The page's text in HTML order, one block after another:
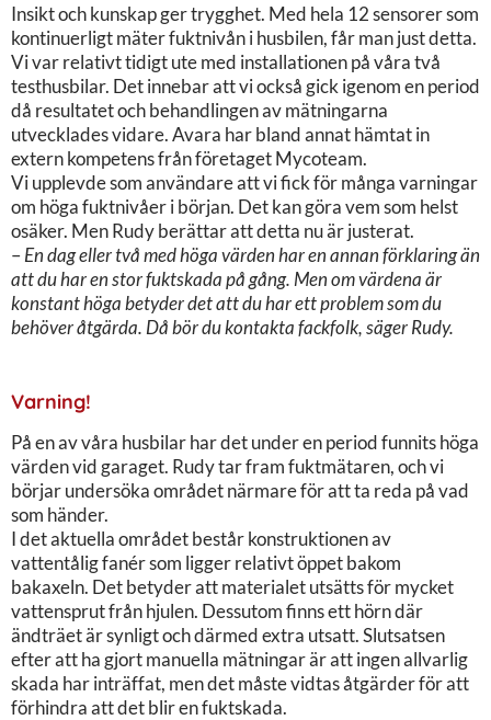
Insikt och kunskap ger trygghet. Med hela 12 sensorer som
kontinuerligt mäter fuktnivån i husbilen, får man just detta.
Vi var relativt tidigt ute med installationen på våra två
testhusbilar. Det innebar att vi också gick igenom en period
då resultatet och behandlingen av mätningarna
utvecklades vidare. Avara har bland annat hämtat in
extern kompetens från företaget Mycoteam.
Vi upplevde som användare att vi fick för många varningar
om höga fuktnivåer i början. Det kan göra vem som helst
osäker. Men Rudy berättar att detta nu är justerat.
–En dag eller två med höga värden har en annan förklaring än
att du har en stor fuktskada på gång. Men om värdena är
konstant höga betyder det att du har ett problem som du
behöver åtgärda. Då bör du kontakta fackfolk, säger Rudy.
Varning!
På en av våra husbilar har det under en period funnits höga
värden vid garaget. Rudy tar fram fuktmätaren, och vi
börjar undersöka området närmare för att ta reda på vad
som händer.
I det aktuella området består konstruktionen av
vattentålig fanér som ligger relativt öppet bakom
bakaxeln. Det betyder att materialet utsätts för mycket
vattensprut från hjulen. Dessutom finns ett hörn där
ändträet är synligt och därmed extra utsatt. Slutsatsen
efter att ha gjort manuella mätningar är att ingen allvarlig
skada har inträffat, men det måste vidtas åtgärder för att
förhindra att det blir en fuktskada.